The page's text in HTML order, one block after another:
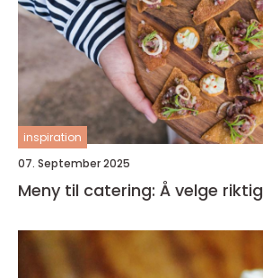
inspiration
07. September 2025
Meny til catering: Å velge